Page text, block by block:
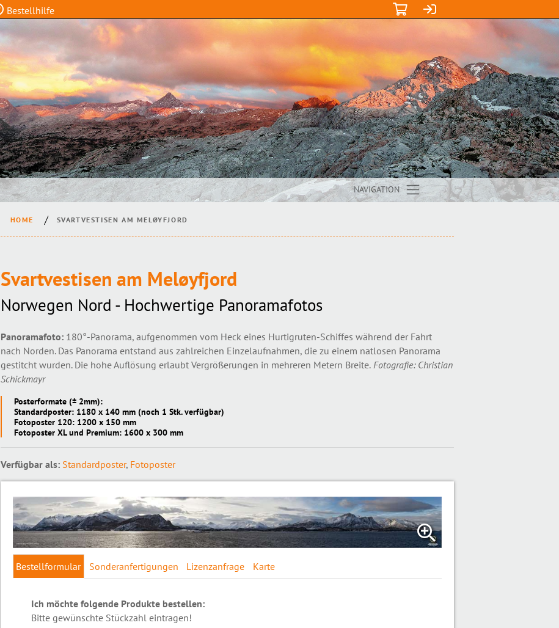
Bestellhilfe
NAVIGATION
HOME SVARTVESTISEN AM MELØYFJORD
Svartvestisen am Meløyfjord
Norwegen Nord - Hochwertige Panoramafotos
Panoramafoto:180°-Panorama, aufgenommen vom Heck eines Hurtigruten-Schiffes während der Fahrt
nach Norden. Das Panorama entstand aus zahlreichen Einzelaufnahmen, die zu einem natlosen Panorama
gestitcht wurden. Die hohe Auflösung erlaubt Vergrößerungen in mehreren Metern Breite. Fotografie: Christian
Schickmayr
Posterformate (± 2mm):
Standardposter: 1180 x 140 mm (noch 1 Stk. verfügbar)
Fotoposter 120: 1200 x 150 mm
Fotoposter XL und Premium: 1600 x 300 mm
Verfügbar als: Standardposter, Fotoposter
Bestellformular Sonderanfertigungen Lizenzanfrage Karte
Ich möchte folgende Produkte bestellen:
Bitte gewünschte Stückzahl eintragen!